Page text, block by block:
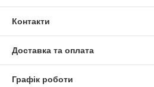
Контакти
Доставка та оплата
Графік роботи